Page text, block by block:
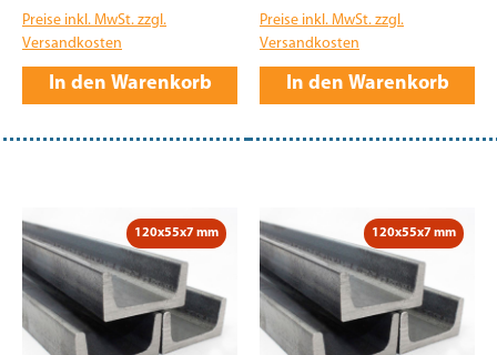
Preise inkl. MwSt. zzgl.
Versandkosten
In den Warenkorb
Preise inkl. MwSt. zzgl.
Versandkosten
In den Warenkorb
120x55x7 mm 120x55x7 mm